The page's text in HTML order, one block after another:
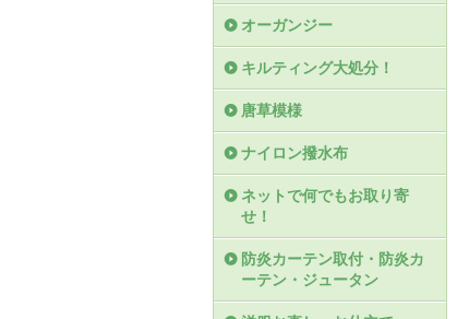
オーガンジー
キルティング大処分！
唐草模様
ナイロン撥水布
ネットで何でもお取り寄
せ！
防炎カーテン取付・防炎カ
ーテン・ジュータン